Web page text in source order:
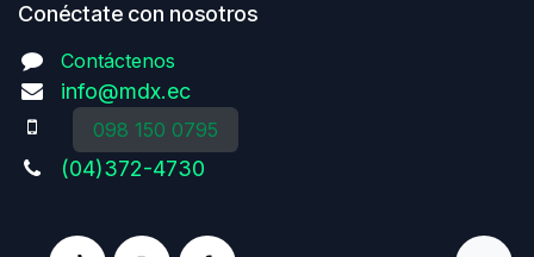
Conéctate con nosotros
Contáctenos
info@mdx.ec
098 150 0795
(04)372-4730